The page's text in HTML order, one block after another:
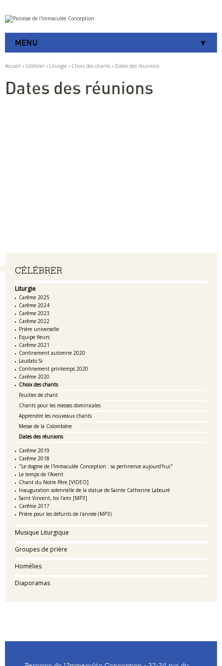
Aller
au
contenu.
à
navigation
Outils
personnels
MENU
Accueil › Célébrer › Liturgie › Choix des chants › Dates des réunions
Navigation
CÉLÉBRER
Liturgie
Carême 2025
Carême 2024
Carême 2023
Carême 2022
Prière universelle
Equipe fleurs
Carême 2021
Confinement automne 2020
Laudato Si
Confinement printemps 2020
Carême 2020
Choix des chants
Feuilles de chant
Chants pour les messes dominicales
Apprendre les nouveaux chants
Messe de la Colombière
Dates des réunions
Carême 2019
Carême 2018
"Le dogme de l'Immaculée Conception : sa pertinence aujourd'hui"
Le temps de l'Avent
Chant du Notre Père [VIDEO]
Inauguration solennelle de la statue de Sainte Catherine Labouré
Saint Vincent, toi l'ami [MP3]
Carême 2017
Prière pour les défunts de l'année (MP3)
Musique Liturgique
Groupes de prière
Homélies
Diaporamas
Dates des réunions